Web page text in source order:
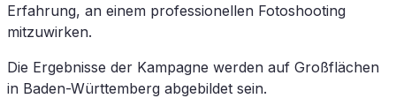
Er­fah­rung, an ei­nem pro­fes­sio­nel­len Fo­to­shoo­ting
mitzuwirken.
Die Er­geb­nis­se der Kam­pa­gne wer­den auf Groß­flä­chen
in Ba­den-Würt­tem­berg ab­ge­bil­det sein.